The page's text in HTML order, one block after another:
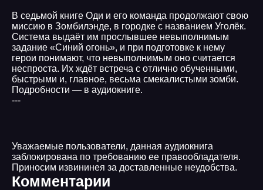
В седьмой книге Оди и его команда продолжают свою
миссию в Зомбилэнде, в городке с названием Уголёк.
Система выдаёт им прослывшее невыполнимым
задание «Синий огонь», и при подготовке к нему
герои понимают, что невыполнимым оно считается
неспроста. Их ждёт встреча с отлично обученными,
быстрыми и, главное, весьма смекалистыми зомби.
Подробности — в аудиокниге.
---
Уважаемые пользователи, данная аудиокнига
заблокирована по требованию ее правообладателя.
Приносим извининея за доставленные неудобства.
Комментарии